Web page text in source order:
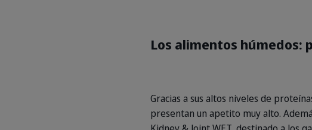
Los alimentos
Gracias a sus altos niveles de
presentan un apetito muy alto.